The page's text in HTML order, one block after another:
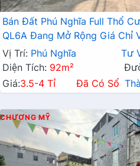
Bán Đất Phú Nghĩa Full Thổ
QL6A Đang Mở Rộng Giá Chỉ
Vị Trí: Phú Nghĩa Tư
Diện Tích: 92m²
Giá:3.5-4 Tỉ Đã Có Sổ
CHƯƠNG MỸ